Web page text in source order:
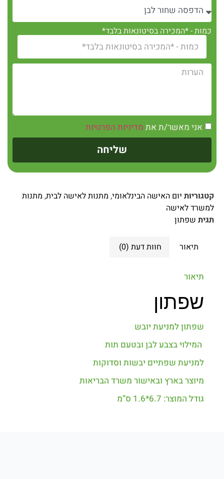
כמות - *המכירה בסיטונאות בלבד*
אני מאשר/ת את מדיניות הפרטיות
שליחה
קטגוריות יום האישה הבינלאומי, מתנות לאישה לבית, מתנות
למשרד לאישה
תגית שפתון
תיאור חוות דעת (0)
תיאור
שפתון
שפתון למניעת יובש
המילוי בצבע לבן ובטעם תות
למניעת שפתיים יבשות וסדוקות
מיוצר בארץ ובאישור משרד הבריאות
גודל המוצר: 6.7*1.6 ס”מ